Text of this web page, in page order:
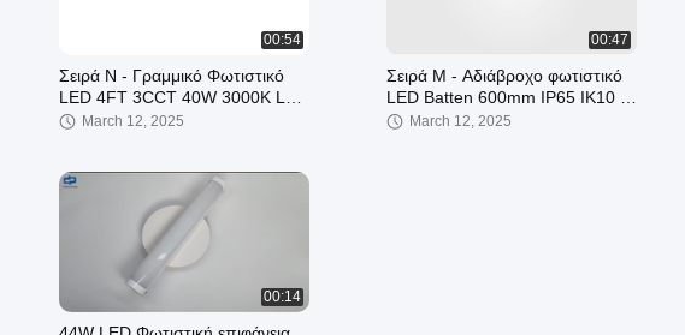
00:54
Σειρά N - Γραμμικό Φωτιστικό
LED 4FT 3CCT 40W 3000K LED
Batten Φωτιστικό Κρεμαστό /
March 12, 2025
00:47
Σειρά M - Αδιάβροχο φωτιστικό
LED Batten 600mm IP65 IK10 με
σχεδιασμό γρήγορης
March 12, 2025
00:14